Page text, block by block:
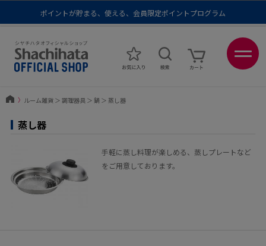
ポイントが貯まる、使える、会員限定ポイントプログラム
メール便1,500円以上 / 宅配便3,500円以上のお買い物で送料無料
あなたに最適なスタンプをシヤチハタがレコメンド
〉 ルーム雑貨＞ 調理器具＞ 鍋 ＞ 蒸し器
蒸し器
手軽に蒸し料理が楽しめる、蒸しプレートなど
をご用意しております。